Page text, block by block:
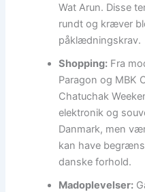
Wat Arun. Disse
rundt og kræver
påklædningskrav.
Shopping: Fra
Paragon og MBK
Chatuchak
elektronik og
Danmark, men
kan have
danske forhold.
Madoplevelser: